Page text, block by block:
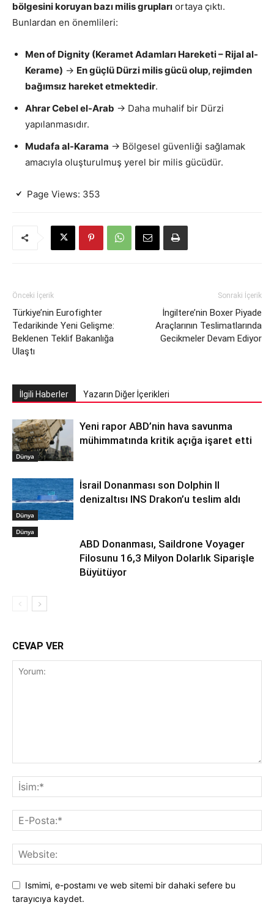
bölgesini koruyan bazı milis grupları ortaya çıktı.
Bunlardan en önemlileri:
Men of Dignity (Keramet Adamları Hareketi – Rijal al-
Kerame) → En güçlü Dürzi milis gücü olup, rejimden
bağımsız hareket etmektedir.
Ahrar Cebel el-Arab → Daha muhalif bir Dürzi
yapılanmasıdır.
Mudafa al-Karama → Bölgesel güvenliği sağlamak
amacıyla oluşturulmuş yerel bir milis gücüdür.
Page Views: 353
Önceki İçerik
Türkiye’nin Eurofighter
Tedarikinde Yeni Gelişme:
Beklenen Teklif Bakanlığa
Ulaştı
Sonraki İçerik
İngiltere’nin Boxer Piyade
Araçlarının Teslimatlarında
Gecikmeler Devam Ediyor
İlgili Haberler Yazarın Diğer İçerikleri
Dünya
Yeni rapor ABD’nin hava savunma
mühimmatında kritik açığa işaret etti
Dünya
İsrail Donanması son Dolphin II
denizaltısı INS Drakon’u teslim aldı
Dünya
ABD Donanması, Saildrone Voyager
Filosunu 16,3 Milyon Dolarlık Siparişle
Büyütüyor
CEVAP VER
Ismimi, e-postamı ve web sitemi bir dahaki sefere bu
tarayıcıya kaydet.